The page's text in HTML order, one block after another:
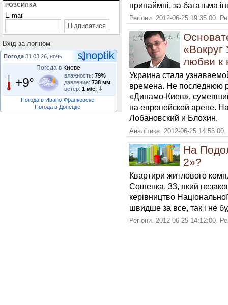
РОЗСИЛКА
E-mail
Вхiд за логiном
Погода 31.03.26, ночь
Погода в Киеве
+9° влажность: 79%
давление: 738 мм
ветер: 1 м/с,
Погода в Ивано-Франковске
Погода в Донецке
принаймні, за багатьма
Регіони. 2012-06-25 19:35:00.
«Вокруг
любви к
Украина стала
времена. Не последнюю
«Динамо-Киев»,
на европейской арене.
Лобановский и Блохин.
Аналітика. 2012-06-25
На
2»?
Квартири житлового
Сошенка, 33, який
керівництво
швидше за все, так і не
Регіони. 2012-06-25 14:12:00.